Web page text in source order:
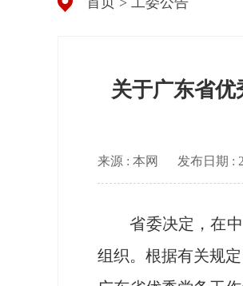
关于广东省
来源 : 本网 发布日期 :
省委决定，在中
组织。根据有关规